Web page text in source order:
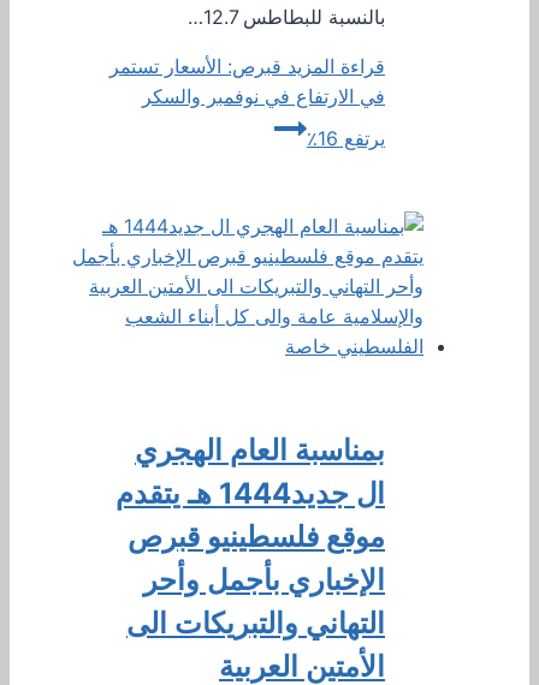
بالنسبة للبطاطس 12.7…
قراءة المزيد قبرص: الأسعار تستمر
في الارتفاع في نوفمبر والسكر
يرتفع 16٪
بمناسبة العام الهجري
ال جديد1444 هـ يتقدم
موقع فلسطينيو قبرص
الإخباري بأجمل وأحر
التهاني والتبريكات الى
الأمتين العربية